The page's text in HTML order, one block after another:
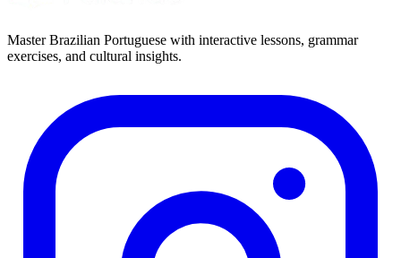
Master Brazilian Portuguese with interactive lessons, grammar
exercises, and cultural insights.